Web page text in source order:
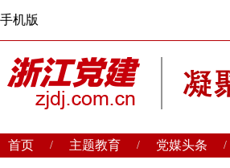
手机版
首页 / 主题教育 / 党媒头条 /